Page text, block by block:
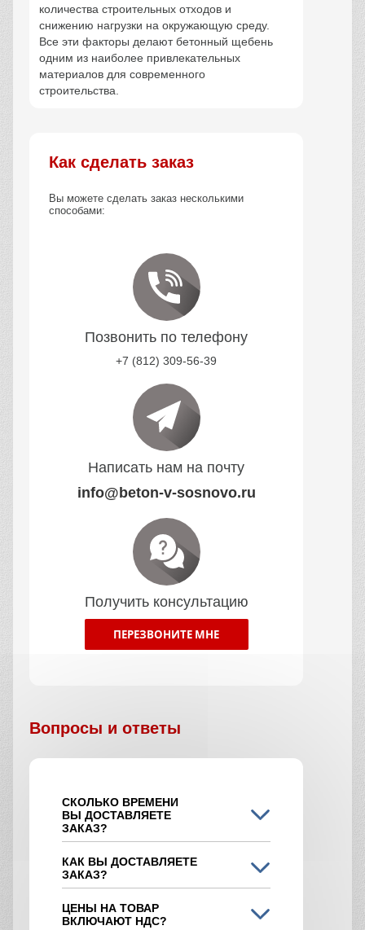
количества строительных отходов и
снижению нагрузки на окружающую среду.
Все эти факторы делают бетонный щебень
одним из наиболее привлекательных
материалов для современного
строительства.
Как сделать заказ
Вы можете сделать заказ несколькими
способами:
Позвонить по телефону
+7 (812) 309-56-39
Написать нам на почту
info@beton-v-sosnovo.ru
Получить консультацию
ПЕРЕЗВОНИТЕ МНЕ
Вопросы и ответы
СКОЛЬКО ВРЕМЕНИ
ВЫ ДОСТАВЛЯЕТЕ
ЗАКАЗ?
КАК ВЫ ДОСТАВЛЯЕТЕ
ЗАКАЗ?
ЦЕНЫ НА ТОВАР
ВКЛЮЧАЮТ НДС?